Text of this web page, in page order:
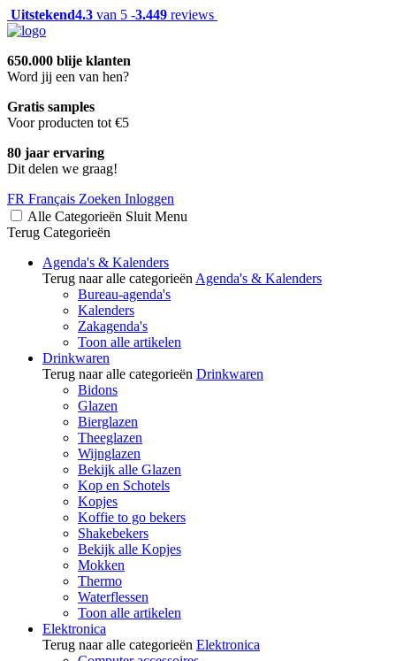
Uitstekend4.3 van 5 -3.449 reviews
650.000 blije klanten
Word jij een van hen?
Gratis samples
Voor producten tot €5
80 jaar ervaring
Dit delen we graag!
FR Français Zoeken Inloggen
Alle Categorieën Sluit Menu
Terug Categorieën
Agenda's & Kalenders
Terug naar alle categorieën Agenda's & Kalenders
Bureau-agenda's
Kalenders
Zakagenda's
Toon alle artikelen
Drinkwaren
Terug naar alle categorieën Drinkwaren
Bidons
Glazen
Bierglazen
Theeglazen
Wijnglazen
Bekijk alle Glazen
Kop en Schotels
Kopjes
Koffie to go bekers
Shakebekers
Bekijk alle Kopjes
Mokken
Thermo
Waterflessen
Toon alle artikelen
Elektronica
Terug naar alle categorieën Elektronica